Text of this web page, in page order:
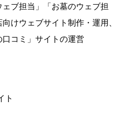
ブ担当」「お墓のウェブ担
けウェブサイト制作・運用、
口コミ」サイトの運営
ト